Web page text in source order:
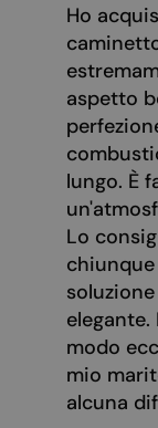
Ho
aspetto
lungo. È
Lo
modo
mio
alcuna